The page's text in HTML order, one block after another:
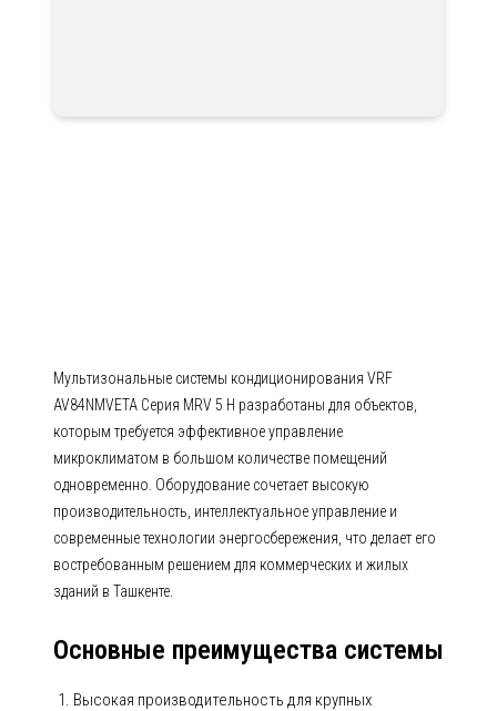
Мультизональные системы кондиционирования VRF
AV84NMVETA Серия MRV 5 H разработаны для объектов,
которым требуется эффективное управление
микроклиматом в большом количестве помещений
одновременно. Оборудование сочетает высокую
производительность, интеллектуальное управление и
современные технологии энергосбережения, что делает его
востребованным решением для коммерческих и жилых
зданий в Ташкенте.
Основные преимущества системы
Высокая производительность для крупных